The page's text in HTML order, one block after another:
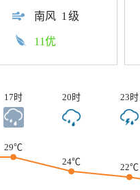
南风 1级
11优
17时 20时 23时
29℃
24℃
22℃